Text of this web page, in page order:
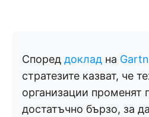
Според доклад на
стратезите казват, че
организации променят
достатъчно бързо, за